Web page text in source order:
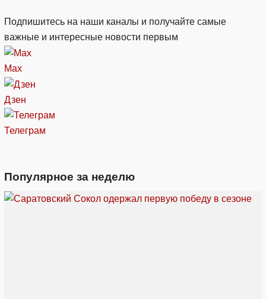
Подпишитесь на наши каналы и получайте самые
важные и интересные новости первым
Max
Дзен
Телеграм
Популярное за неделю